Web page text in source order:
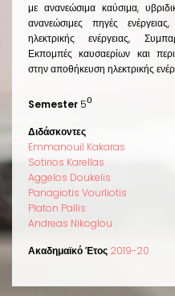
με ανανεώσιμα καύσιμα,
ανανεώσιμες πηγές
ηλεκτρικής ενέργειας,
Εκπομπές καυσαερίων και
στην αποθήκευση ηλεκτρικής
Semester 5ο
Διδάσκοντες
Emmanouil Kakaras
Sotirios Karellas
Aggelos Doukelis
Panagiotis Vourliotis
Platon Pallis
Andreas Nikoglou
Ακαδημαϊκό Έτος 2019-20